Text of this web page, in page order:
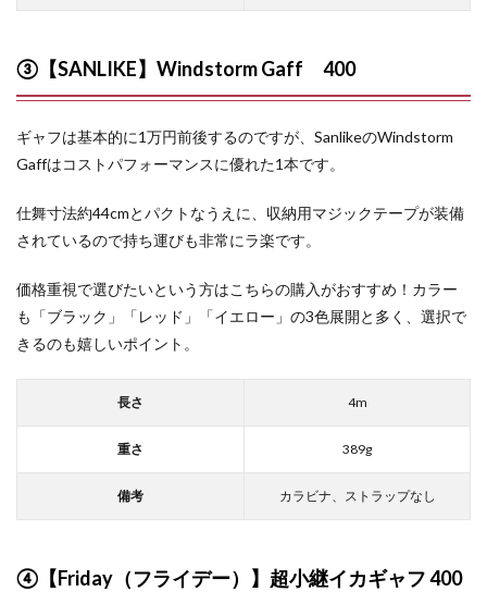
③【SANLIKE】Windstorm Gaff 400
ギャフは基本的に1万円前後するのですが、SanlikeのWindstorm
Gaffはコストパフォーマンスに優れた1本です。
仕舞寸法約44cmとパクトなうえに、収納用マジックテープが装備
されているので持ち運びも非常にラ楽です。
価格重視で選びたいという方はこちらの購入がおすすめ！カラー
も「ブラック」「レッド」「イエロー」の3色展開と多く、選択で
きるのも嬉しいポイント。
長さ 4m
重さ 389g
備考 カラビナ、ストラップなし
④【Friday（フライデー）】超小継イカギャフ 400